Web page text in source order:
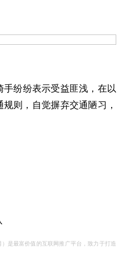
手纷纷表示受益匪浅，在以
则，自觉摒弃交通陋习，
是最富价值的互联网推广平台，致力于打造